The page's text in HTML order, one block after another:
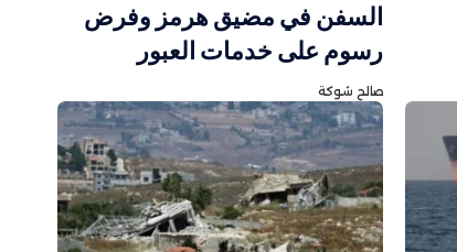
السفن في مضيق هرمز وفرض
رسوم على خدمات العبور
صالح شوكة